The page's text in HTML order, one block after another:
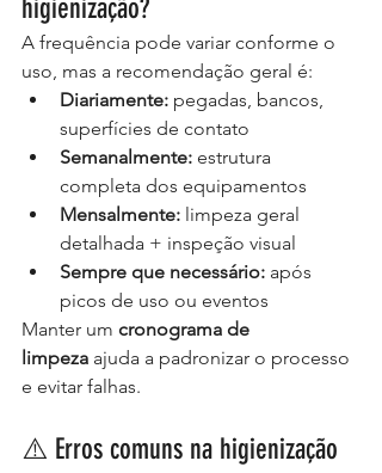
higienização?
A frequência pode variar conforme o
uso, mas a recomendação geral é:
Diariamente: pegadas, bancos,
superfícies de contato
Semanalmente: estrutura
completa dos equipamentos
Mensalmente: limpeza geral
detalhada + inspeção visual
Sempre que necessário: após
picos de uso ou eventos
Manter um cronograma de
limpeza ajuda a padronizar o processo
e evitar falhas.
⚠️ Erros comuns na higienização